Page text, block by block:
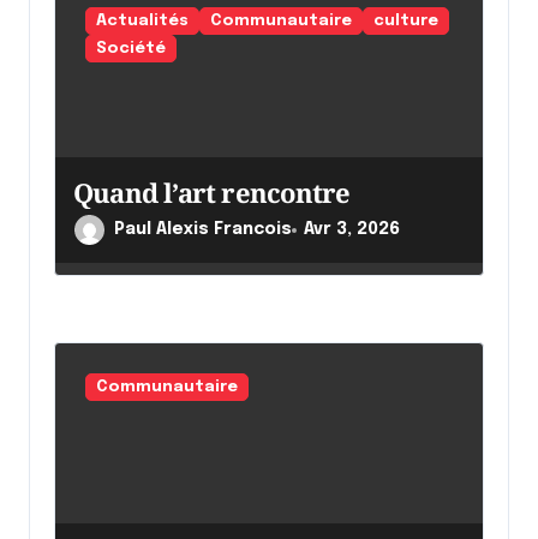
a
c
l
e
Actualités Communautaire
culture
Société
Quand l’art rencontre
Paul Alexis Francois Avr 3, 2026
Communautaire